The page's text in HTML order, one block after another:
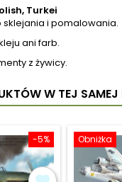
Turkei
i pomalowania.
ani farb.
z żywicy.
W TEJ SAMEJ
-5% Obniżka